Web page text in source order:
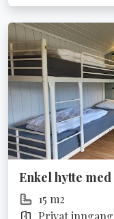
Enkel hytte
15 m2
Privat inngang